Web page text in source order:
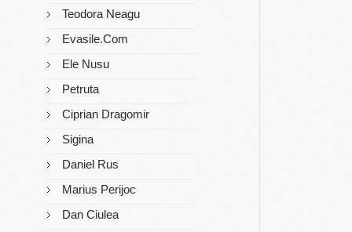
Teodora Neagu
Evasile.com
Ele Nusu
Petruta
Ciprian Dragomir
Sigina
Daniel Rus
Marius Perijoc
Dan Ciulea